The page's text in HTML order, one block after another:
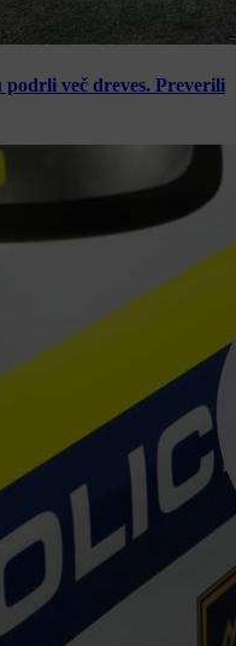
več dreves. Preverili